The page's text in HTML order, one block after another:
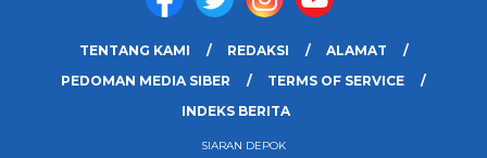
TENTANG KAMI REDAKSI
ALAMAT
PEDOMAN MEDIA SIBER
TERMS OF SERVICE
INDEKS BERITA
SIARAN DEPOK